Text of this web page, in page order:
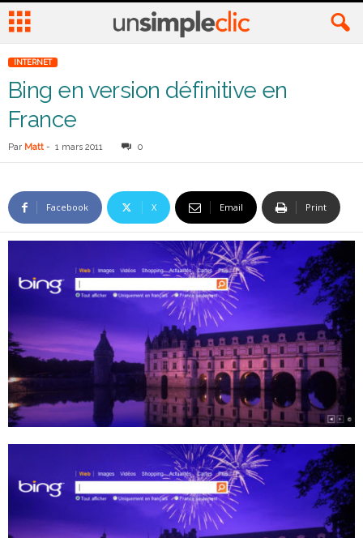
INTERNET
Bing en version définitive en
France
Par Matt - 1 mars 2011 0
Facebook X Email Print